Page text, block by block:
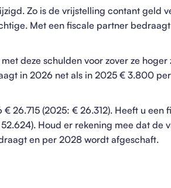
Zo is de vrijstelling contant geld
Met een fiscale partner
deze schulden voor zover ze hoger
in 2026 net als in 2025 € 3.800
26.715 (2025: € 26.312). Heeft u een
Houd er rekening mee dat de
en per 2028 wordt afgeschaft.